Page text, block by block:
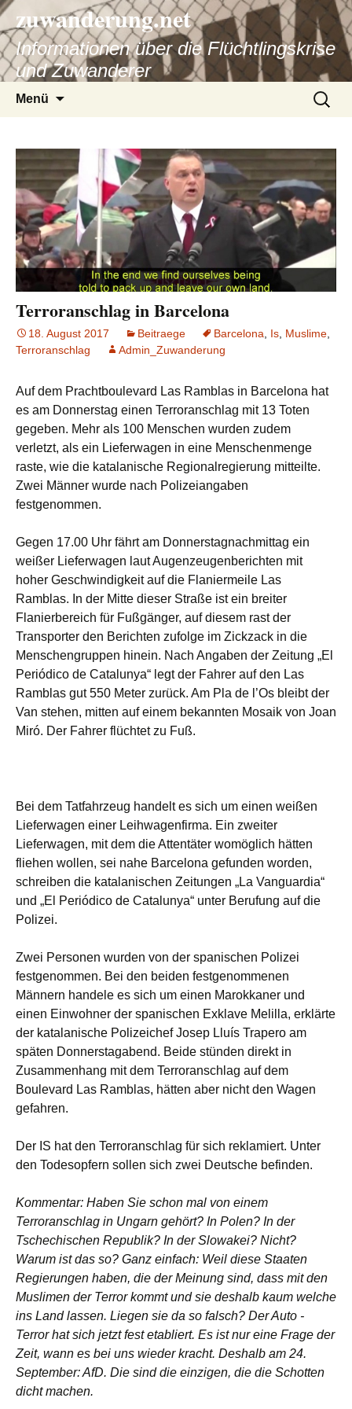
zuwanderung.net
Informationen über die Flüchtlingskrise
und Zuwanderer
Menü
Suche
nach:
Terroranschlag in Barcelona
18. August 2017 Beitraege Barcelona, Is, Muslime,
Terroranschlag
Admin_Zuwanderung
Aufdem Prachtboulevard Las Ramblas in Barcelona hat
es am Donnerstag einen Terroranschlag mit 13 Toten
gegeben. Mehr als 100 Menschen wurden zudem
verletzt, als ein Lieferwagen in eine Menschenmenge
raste, wie die katalanische Regionalregierung mitteilte.
Zwei Männer wurde nach Polizeiangaben
festgenommen.
Gegen 17.00 Uhr fährt am Donnerstagnachmittag ein
weißer Lieferwagen laut Augenzeugenberichten mit
hoher Geschwindigkeit auf die Flaniermeile Las
Ramblas. In der Mitte dieser Straße ist ein breiter
Flanierbereich für Fußgänger, auf diesem rast der
Transporter den Berichten zufolge im Zickzack in die
Menschengruppen hinein. Nach Angaben der Zeitung „El
Periódico de Catalunya“ legt der Fahrer auf den Las
Ramblas gut 550 Meter zurück. Am Pla de l’Os bleibt der
Van stehen, mitten auf einem bekannten Mosaik von Joan
Miró. Der Fahrer flüchtet zu Fuß.
Bei dem Tatfahrzeug handelt es sich um einen weißen
Lieferwagen einer Leihwagenfirma. Ein zweiter
Lieferwagen, mit dem die Attentäter womöglich hätten
fliehen wollen, sei nahe Barcelona gefunden worden,
schreiben die katalanischen Zeitungen „La Vanguardia“
und „El Periódico de Catalunya“ unter Berufung auf die
Polizei.
Zwei Personen wurden von der spanischen Polizei
festgenommen. Bei den beiden festgenommenen
Männern handele es sich um einen Marokkaner und
einen Einwohner der spanischen Exklave Melilla, erklärte
der katalanische Polizeichef Josep Lluís Trapero am
späten Donnerstagabend. Beide stünden direkt in
Zusammenhang mit dem Terroranschlag auf dem
Boulevard Las Ramblas, hätten aber nicht den Wagen
gefahren.
Der IS hat den Terroranschlag für sich reklamiert. Unter
den Todesopfern sollen sich zwei Deutsche befinden.
Kommentar: Haben Sie schon mal von einem
Terroranschlag in Ungarn gehört? In Polen? In der
Tschechischen Republik? In der Slowakei? Nicht?
Warum ist das so? Ganz einfach: Weil diese Staaten
Regierungen haben, die der Meinung sind, dass mit den
Muslimen der Terror kommt und sie deshalb kaum welche
ins Land lassen. Liegen sie da so falsch? Der Auto -
Terror hat sich jetzt fest etabliert. Es ist nur eine Frage der
Zeit, wann es bei uns wieder kracht. Deshalb am 24.
September: AfD. Die sind die einzigen, die die Schotten
dicht machen.